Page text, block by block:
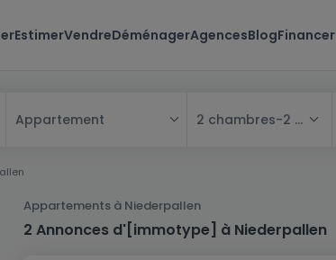
EstimerVendreDéménagerAgencesBlogFinancer
Appartement
Maison
Appartement
2 chambres- 2 chambres
Appartements à Niederpallen
2 Annonces d'[immotype] à Niederpallen